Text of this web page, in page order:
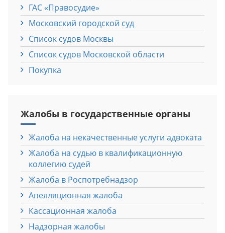
ГАС «Правосудие»
Московский городской суд
Список судов Москвы
Список судов Московской области
Покупка
Жалобы в государственные органы
Жалоба на некачественные услуги адвоката
Жалоба на судью в квалификационную
коллегию судей
Жалоба в Роспотребнадзор
Апелляционная жалоба
Кассационная жалоба
Надзорная жалобы